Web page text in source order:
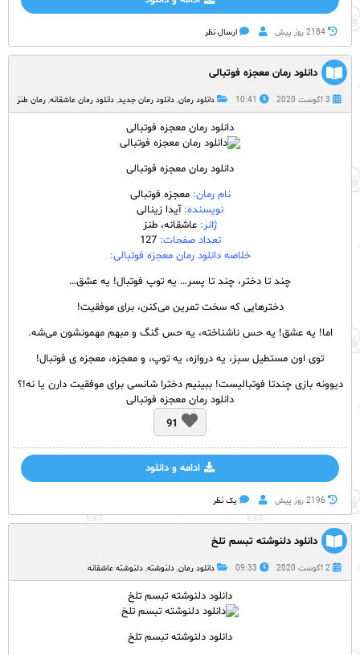
2184 روز پيش ارسال نظر
دانلود رمان معجزه فوتبالی
3 آگوست 2020 10:41 دانلود رمان, دانلود رمان جدید, دانلود رمان عاشقانه, رمان طنز
دانلود رمان معجزه فوتبالی
دانلود رمان معجزه فوتبالی
نامرمان: معجزه فوتبالی
نویسنده: آیدا زینالی
ژانر: عاشقانه، طنز
تعداد صفحات: 127
خلاصه دانلود رمان معجزه فوتبالی:
چند تا دختر، چند تا پسر… یه توپ فوتبال! یه عشق…
دخترهایی که سخت تمرین می‌کنن، برای موفقیت!
اما! یه عشق! یه حس ناشناخته، یه حس گنگ و مبهم مهمونشون می‌شه.
توی اون‌ مستطیل سبز، یه دروازه، یه توپ، و معجزه، معجزه ی فوتبال!
دیوونه بازی چندتا فوتبالیست! ببینیم دخترا شانسی برای موفقیت دارن یا نه!؟
دانلود رمان معجزه فوتبالی
91
ادامه و دانلود
2196 روز پيش یک نظر
دانلود دلنوشته تبسم تلخ
2 آگوست 2020 09:33 دانلود رمان, دلنوشته, دلنوشته عاشقانه
دانلود دلنوشته تبسم تلخ
دانلود دلنوشته تبسم تلخ